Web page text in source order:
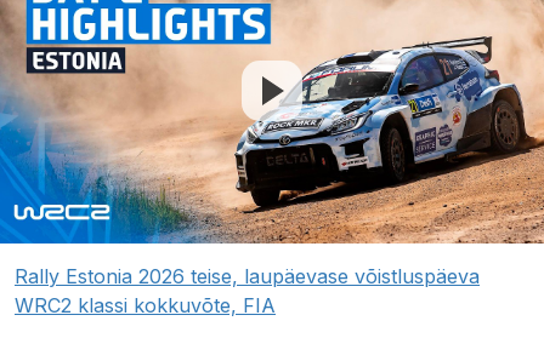
Rally Estonia 2026 teise, laupäevase võistluspäeva
WRC2 klassi kokkuvõte, FIA